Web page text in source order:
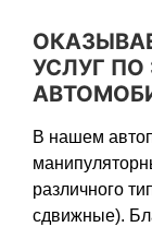
УСЛУГ
В нашем
различного
сдвижные).